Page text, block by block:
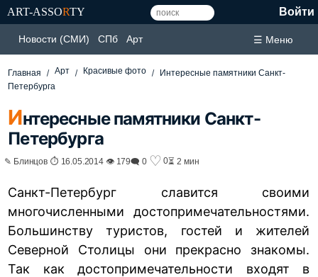
ART-ASSORTY Войти
Новости (СМИ) СПб Арт ☰ Меню
Главная Арт Красивые фото
Интересные памятники Санкт-
Петербурга
Интересные памятники Санкт-
Петербурга
✎ Блинцов ⏱ 16.05.2014 👁 179🗨 0 ♡ 0⏳ 2 мин
Санкт-Петербург славится своими
многочисленными достопримечательностями.
Большинству туристов, гостей и жителей
Северной Столицы они прекрасно знакомы.
Так как достопримечательности входят в